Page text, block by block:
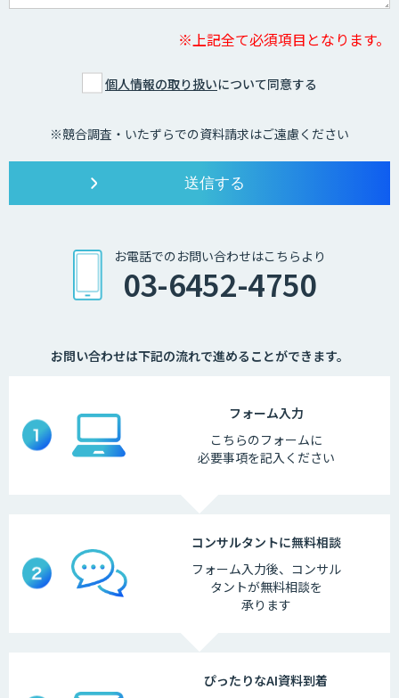
※上記全て必須項目となります。
個人情報の取り扱いについて同意する
※競合調査・いたずらでの資料請求はご遠慮ください
お電話でのお問い合わせはこちらより
03-6452-4750
お問い合わせは下記の流れで進めることができます。
フォーム入力
こちらのフォームに
必要事項を記入ください
コンサルタントに無料相談
フォーム入力後、 コンサル
タントが無料相談を
承ります
ぴったりなAI資料到着